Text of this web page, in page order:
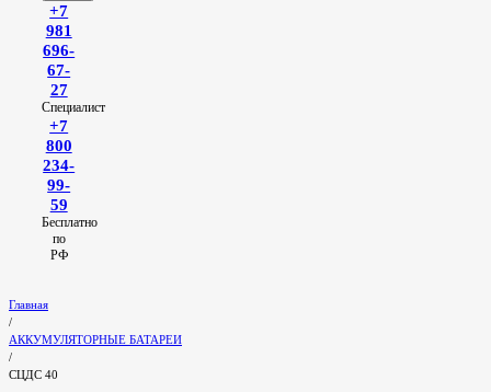
+7
981
696-
67-
27
Специалист
+7
800
234-
99-
59
Бесплатно
по
РФ
Главная
/
АККУМУЛЯТОРНЫЕ БАТАРЕИ
/
СЦДС 40